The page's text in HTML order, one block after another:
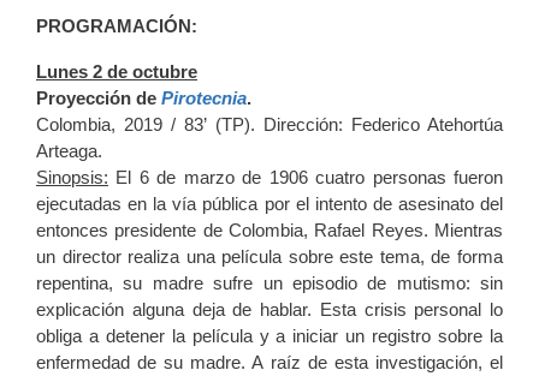
PROGRAMACIÓN:
Lunes 2 de octubre
Proyección de Pirotecnia.
Colombia, 2019 / 83’ (TP). Dirección: Federico Atehortúa
Arteaga.
Sinopsis: El 6 de marzo de 1906 cuatro personas fueron
ejecutadas en la vía pública por el intento de asesinato del
entonces presidente de Colombia, Rafael Reyes. Mientras
un director realiza una película sobre este tema, de forma
repentina, su madre sufre un episodio de mutismo: sin
explicación alguna deja de hablar. Esta crisis personal lo
obliga a detener la película y a iniciar un registro sobre la
enfermedad de su madre. A raíz de esta investigación, el